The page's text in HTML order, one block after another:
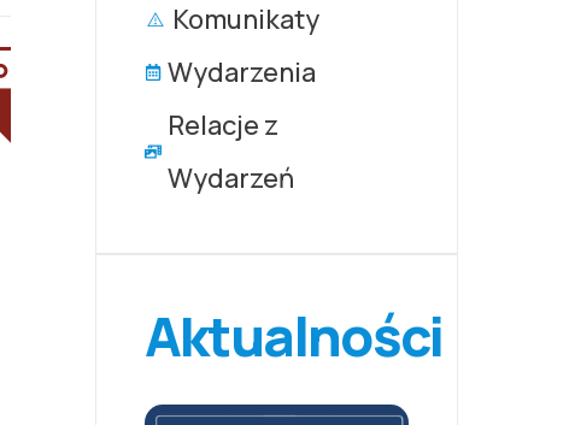
Komunikaty
Wydarzenia
Relacje z
Wydarzeń
Aktualności